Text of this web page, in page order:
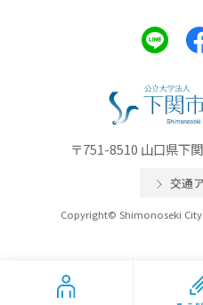
〒751-8510 山口県下
交通
Copyright© Shimonoseki